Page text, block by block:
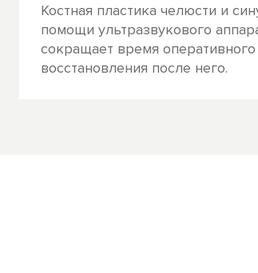
Костная пластика челюсти и
помощи ультразвукового
сокращает время
восстановления после него.